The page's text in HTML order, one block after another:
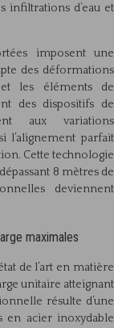
infiltrations d’eau et
imposent une
des déformations
les éléments de
des dispositifs de
aux variations
l’alignement parfait
Cette technologie
8 mètres de
deviennent
maximales
de l’art en matière
unitaire atteignant
résulte d’une
en acier inoxydable